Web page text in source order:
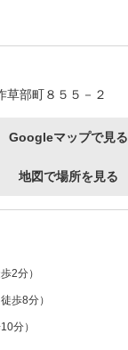
草部町８５５－２
Googleマップで見る
地図で場所を見る
2分）
歩8分）
分）